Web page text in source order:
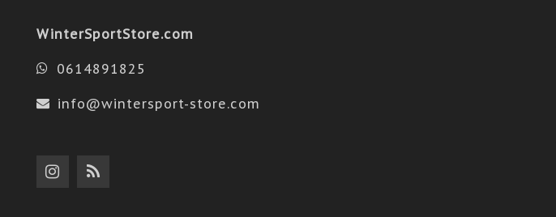
WinterSportStore.com
0614891825
info@wintersport-store.com